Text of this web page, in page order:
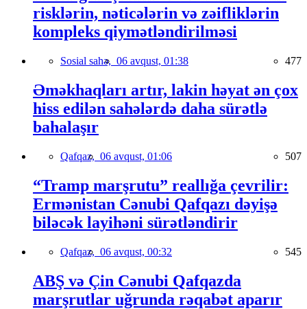
risklərin, nəticələrin və zəifliklərin
kompleks qiymətləndirilməsi
Sosial sahə, 06 avqust, 01:38 477
Əməkhaqları artır, lakin həyat ən çox
hiss edilən sahələrdə daha sürətlə
bahalaşır
Qafqaz, 06 avqust, 01:06 507
“Tramp marşrutu” reallığa çevrilir:
Ermənistan Cənubi Qafqazı dəyişə
biləcək layihəni sürətləndirir
Qafqaz, 06 avqust, 00:32 545
ABŞ və Çin Cənubi Qafqazda
marşrutlar uğrunda rəqabət aparır